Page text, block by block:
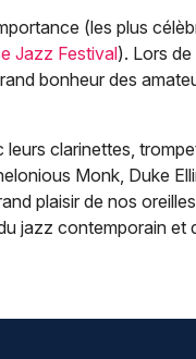
(les plus
Jazz Festival). Lors
bonheur des
clarinettes,
Monk, Duke
plaisir de nos
jazz contemporain et